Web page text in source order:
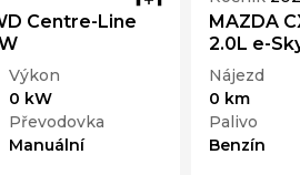
Centre-Line
Výkon
0 kW
Převodovka
Manuální
MAZDA
2.0L e-
Nájezd
0 km
Palivo
Benzín